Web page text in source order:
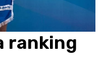
ranking